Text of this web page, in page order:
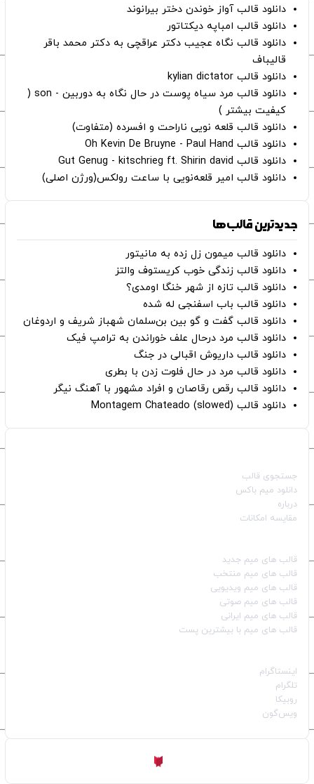
دانلود قالب آواز خوندن دختر بیرانوند
دانلود قالب امباپه دیکتاتور
دانلود قالب نگاه عجیب دکتر عراقچی به دکتر محمد باقر
قالیباف
دانلود قالب kylian dictator
دانلود قالب مرد سیاه پوست در حال نگاه به دوربین - son (
کیفیت بیشتر )
دانلود قالب قلعه نویی ناراحت و افسرده (متفاوت)
دانلود قالب Oh Kevin De Bruyne - Paul Hand
دانلود قالب Gut Genug - kitschrieg ft. Shirin david
دانلود قالب امیر قلعه‌نویی با ساعت رولکس(ورژن اصلی)
جدیدترین قالب‌ها
دانلود قالب میمون زل زده به مانیتور
دانلود قالب زندگی خوب کریستوف والتز
دانلود قالب تازه از شهر خنگا اومدی؟
دانلود قالب باب اسفنجی له شده
دانلود قالب گفت و گو بین بن‌سلمان شهباز شریف و اردوغان
دانلود قالب مرد درحال علف خوراندن به ترامپ فیک
دانلود قالب داریوش اقبالی در جنگ
دانلود قالب مرد در حال فلوت زدن با بطری
دانلود قالب رقص رقاصان و افراد مشهور با آهنگ نیگر
دانلود قالب Montagem Chateado (slowed)
جستجوی قالب
دانلود میم باکس
درباره
مقایسه امکانات
قالب‌ های میم جدید
قالب‌ های میم منتخب
قالب‌ های میم ویدیویی
قالب‌ های میم صوتی
قالب‌ های میم ایرانی
قالب‌ های میم با بیشترین پست
اینستاگرام
تلگرام
روبیکا
ویس‌گون